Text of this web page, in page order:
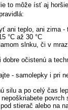
to môže ísť aj
ani teplo, ani zima -
°C až 30 °C
slnku, či v
očistenú a
- samolepky i pri
silu a po celý čas
povrch
stierač alebo na